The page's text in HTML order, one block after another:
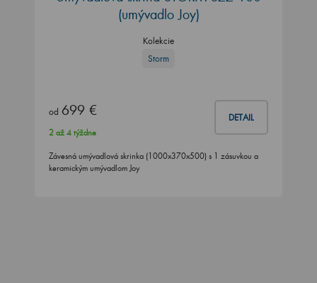
(umývadlo Joy)
Kolekcie
Storm
od 699 € DETAIL
2 až 4 týždne
Závesná umývadlová skrinka (1000x370x500) s 1 zásuvkou a
keramickým umývadlom Joy